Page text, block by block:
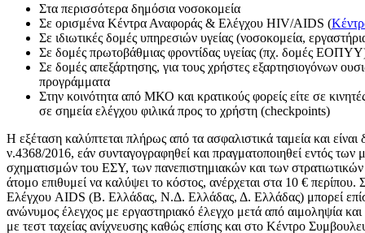
Στα περισσότερα δημόσια νοσοκομεία
Σε ορισμένα Κέντρα Αναφοράς & Ελέγχου HIV/AIDS (
Σε ιδιωτικές δομές υπηρεσιών υγείας (νοσοκομεία,
Σε δομές πρωτοβάθμιας φροντίδας υγείας (πχ. δομές
Σε δομές απεξάρτησης, για τους χρήστες εξαρτησιογόνων
προγράμματα
Στην κοινότητα από ΜΚΟ και κρατικούς φορείς είτε σε
σε σημεία ελέγχου φιλικά προς το χρήστη (checkpoints)
Η εξέταση καλύπτεται πλήρως από τα ασφαλιστικά ταμεία και είναι
ν.4368/2016, εάν συνταγογραφηθεί και πραγματοποιηθεί εντός
σχηματισμών του ΕΣΥ, των πανεπιστημιακών και των
άτομο επιθυμεί να καλύψει το κόστος, ανέρχεται στα 10 €
Ελέγχου AIDS (Β. Ελλάδας, Ν.Δ. Ελλάδας, Δ. Ελλάδας) μπορεί
ανώνυμος έλεγχος με εργαστηριακό έλεγχο μετά από αιμοληψία
με τεστ ταχείας ανίχνευσης καθώς επίσης και στο Κέντρο